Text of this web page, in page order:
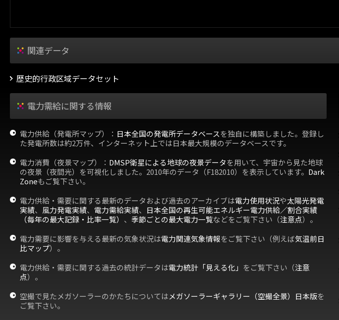
関連データ
歴史的行政区域データセット
電力需給に関する情報
電力供給（発電所マップ）： 日本全国の発電所データベースを独自に構築しました。登録し
た発電所数は約2万件、インターネット上では日本最大規模のデータベースです。
電力消費（夜景マップ）： DMSP衛星による地球の夜景データを用いて、宇宙から見た地球
の夜景（夜間光）を可視化しました。2010年のデータ（F182010）を表示しています。 Dark
Zoneもご覧下さい。
電力供給・需要に関する最新のデータおよび過去のアーカイブは電力使用状況や太陽光発電
実績、 風力発電実績、 電力需給実績、 日本全国の再生可能エネルギー電力供給／割合実績
（毎年の最大記録・比率一覧） 、 季節ごとの最大電力一覧などをご覧下さい（注意点）。
電力需要に影響を与える最新の気象状況は電力関連気象情報をご覧下さい（例えば気温前日
比マップ）。
電力供給・需要に関する過去の統計データは電力統計「見える化」 をご覧下さい（注意
点）。
空撮で見たメガソーラーのかたちについてはメガソーラーギャラリー（空撮全景）日本版を
ご覧下さい。